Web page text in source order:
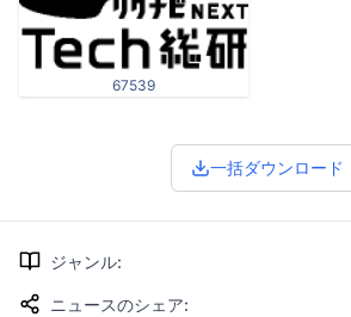
67539
一括ダウンロード
ジャンル:
ニュースのシェア: